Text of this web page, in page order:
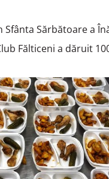
Sfânta Sărbătoare a
Fălticeni a dăruit